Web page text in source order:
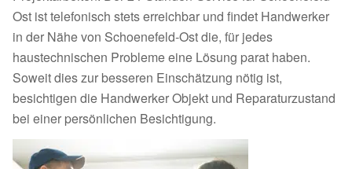
Ost ist telefonisch stets erreichbar und findet Handwerker
in der Nähe von Schoenefeld-Ost die, für jedes
haustechnischen Probleme eine Lösung parat haben.
Soweit dies zur besseren Einschätzung nötig ist,
besichtigen die Handwerker Objekt und Reparaturzustand
bei einer persönlichen Besichtigung.